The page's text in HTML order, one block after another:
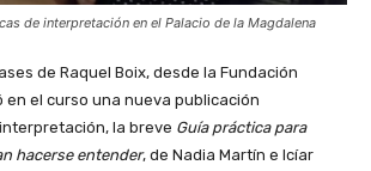
de interpretación en el Palacio de la Magdalena
de Raquel Boix, desde la Fundación
en el curso una nueva publicación
la breve Guía práctica para
hacerse entender, de Nadia Martín e Icíar